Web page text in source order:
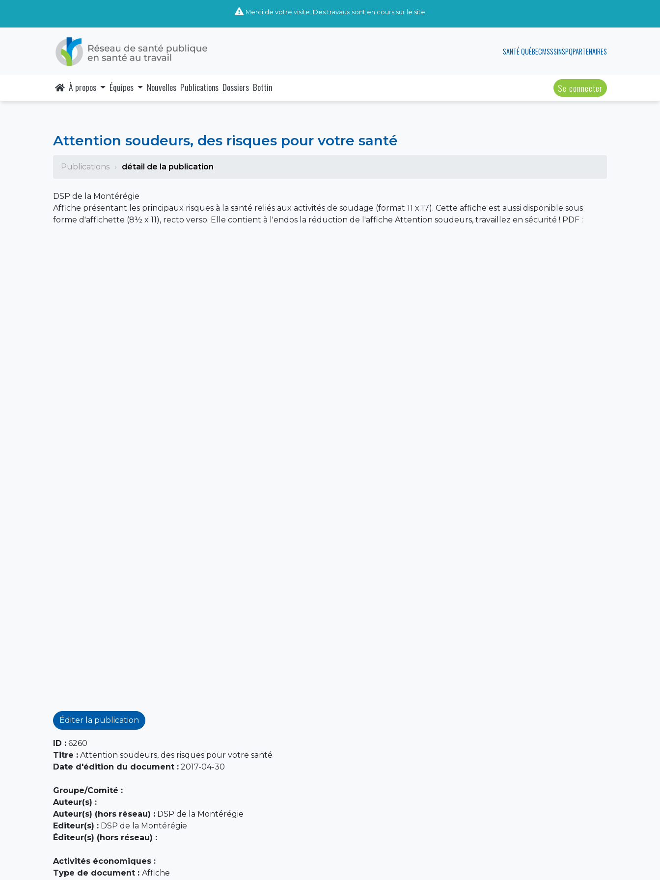
Merci de votre visite. Des travaux sont en cours sur le site
SANTÉ QUÉBECMSSSINSPQPARTENAIRES
À propos Équipes Nouvelles Publications Dossiers Bottin Se connecter
Attention soudeurs, des risques pour votre santé
Publications détail de la publication
DSP de la Montérégie
Affiche présentant les principaux risques à la santé reliés aux activités de soudage (format 11 x 17). Cette affiche est aussi disponible sous
forme d'affichette (8½ x 11), recto verso. Elle contient à l'endos la réduction de l'affiche Attention soudeurs, travaillez en sécurité ! PDF :
Éditer la publication
ID :6260
Titre :Attention soudeurs, des risques pour votre santé
Date d'édition du document :2017-04-30
Groupe/Comité :
Auteur(s) :
Auteur(s) (hors réseau) :DSP de la Montérégie
Editeur(s) :DSP de la Montérégie
Éditeur(s) (hors réseau) :
Activités économiques :
Type de document : Affiche